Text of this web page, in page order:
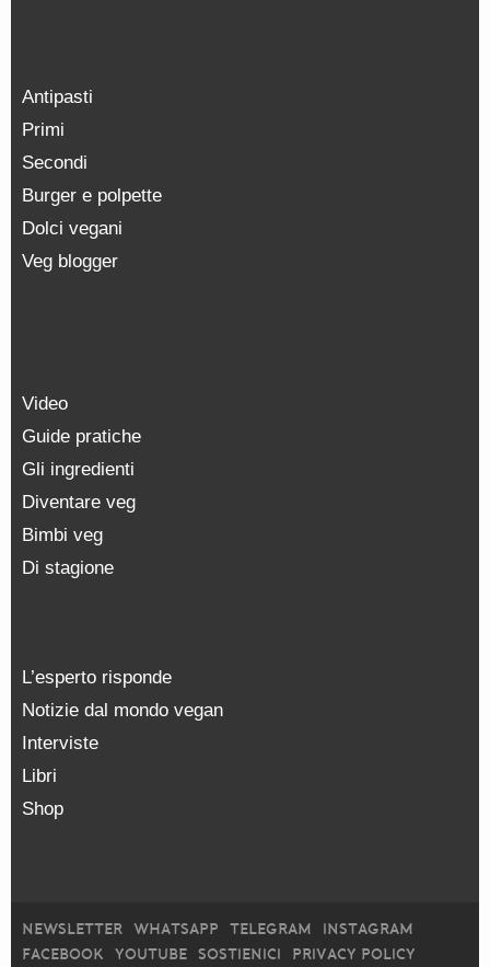
Antipasti
Primi
Secondi
Burger e polpette
Dolci vegani
Veg blogger
Video
Guide pratiche
Gli ingredienti
Diventare veg
Bimbi veg
Di stagione
L’esperto risponde
Notizie dal mondo vegan
Interviste
Libri
Shop
NEWSLETTER WHATSAPP TELEGRAM
INSTAGRAM
FACEBOOK
YOUTUBE SOSTIENICI PRIVACY POLICY